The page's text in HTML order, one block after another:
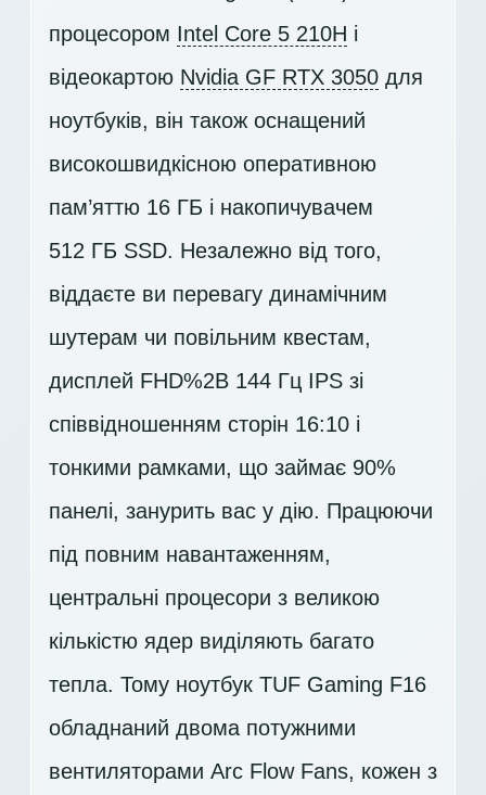
процесором Intel Core 5 210H і
відеокартою Nvidia GF RTX 3050 для
ноутбуків, він також оснащений
високошвидкісною оперативною
пам’яттю 16 ГБ і накопичувачем
512 ГБ SSD. Незалежно від того,
віддаєте ви перевагу динамічним
шутерам чи повільним квестам,
дисплей FHD%2B 144 Гц IPS зі
співвідношенням сторін 16:10 і
тонкими рамками, що займає 90%
панелі, занурить вас у дію. Працюючи
під повним навантаженням,
центральні процесори з великою
кількістю ядер виділяють багато
тепла. Тому ноутбук TUF Gaming F16
обладнаний двома потужними
вентиляторами Arc Flow Fans, кожен з